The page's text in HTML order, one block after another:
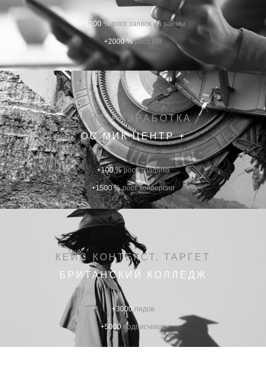
+1200 %рост заявок на займы
+2000 %рост ER
КЕЙС РАЗРАБОТКА
ОС МИК ЦЕНТР +
+100 %рост трафика
+1500 %рост конверсии
КЕЙС КОНТЕКСТ, ТАРГЕТ
БРИТАНСКИЙ КОЛЛЕДЖ
+3000 лидов
+5000подписчиков